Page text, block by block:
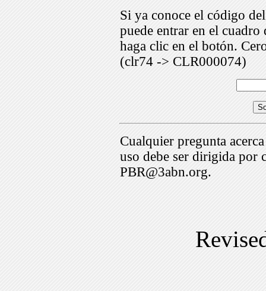
Si ya conoce el código
puede entrar en el
haga clic en el botón.
(clr74 -> CLR000074)
Cualquier pregunta
uso debe ser dirigida por
PBR@3abn.org.